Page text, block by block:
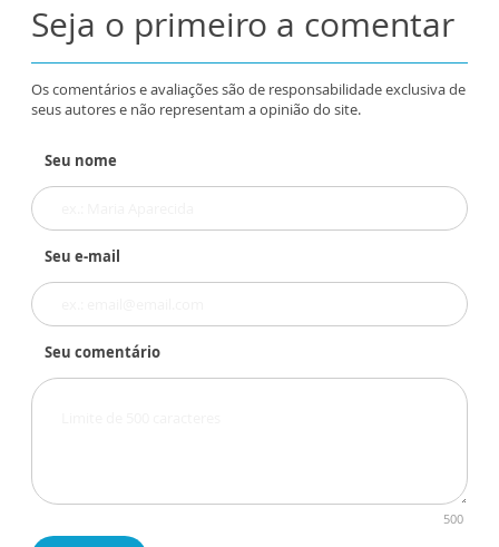
Seja o primeiro a comentar
Os comentários e avaliações são de responsabilidade exclusiva de
seus autores e não representam a opinião do site.
Seu nome
Seu e-mail
Seu comentário
500